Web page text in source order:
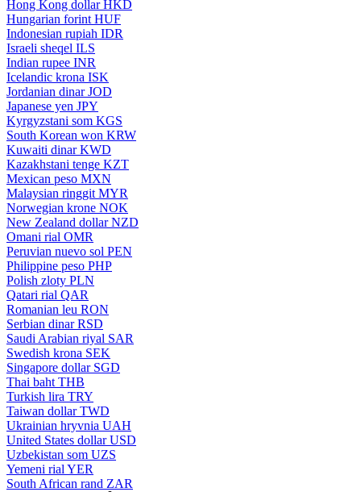
Hong Kong dollar HKD
Hungarian forint HUF
Indonesian rupiah IDR
Israeli sheqel ILS
Indian rupee INR
Icelandic krona ISK
Jordanian dinar JOD
Japanese yen JPY
Kyrgyzstani som KGS
South Korean won KRW
Kuwaiti dinar KWD
Kazakhstani tenge KZT
Mexican peso MXN
Malaysian ringgit MYR
Norwegian krone NOK
New Zealand dollar NZD
Omani rial OMR
Peruvian nuevo sol PEN
Philippine peso PHP
Polish zloty PLN
Qatari rial QAR
Romanian leu RON
Serbian dinar RSD
Saudi Arabian riyal SAR
Swedish krona SEK
Singapore dollar SGD
Thai baht THB
Turkish lira TRY
Taiwan dollar TWD
Ukrainian hryvnia UAH
United States dollar USD
Uzbekistan som UZS
Yemeni rial YER
South African rand ZAR